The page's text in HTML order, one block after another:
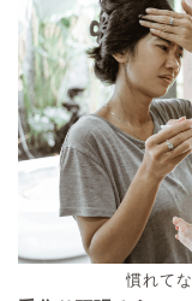
慣れて